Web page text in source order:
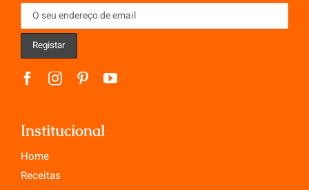
Institucional
Home
Receitas